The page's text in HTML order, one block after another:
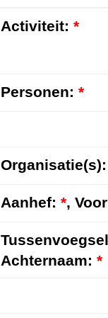
Activiteit: *
Personen: *
Organisatie(s):
Aanhef: *,
Achternaam: *